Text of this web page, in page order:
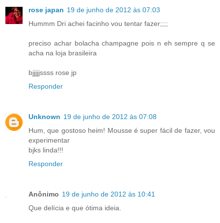
rose japan 19 de junho de 2012 às 07:03
Hummm Dri achei facinho vou tentar fazer;;;;
preciso achar bolacha champagne pois n eh sempre q se
acha na loja brasileira
bjjjjjssss rose jp
Responder
Unknown 19 de junho de 2012 às 07:08
Hum, que gostoso heim! Mousse é super fácil de fazer, vou
experimentar
bjks linda!!!
Responder
Anônimo 19 de junho de 2012 às 10:41
Que delícia e que ótima ideia.